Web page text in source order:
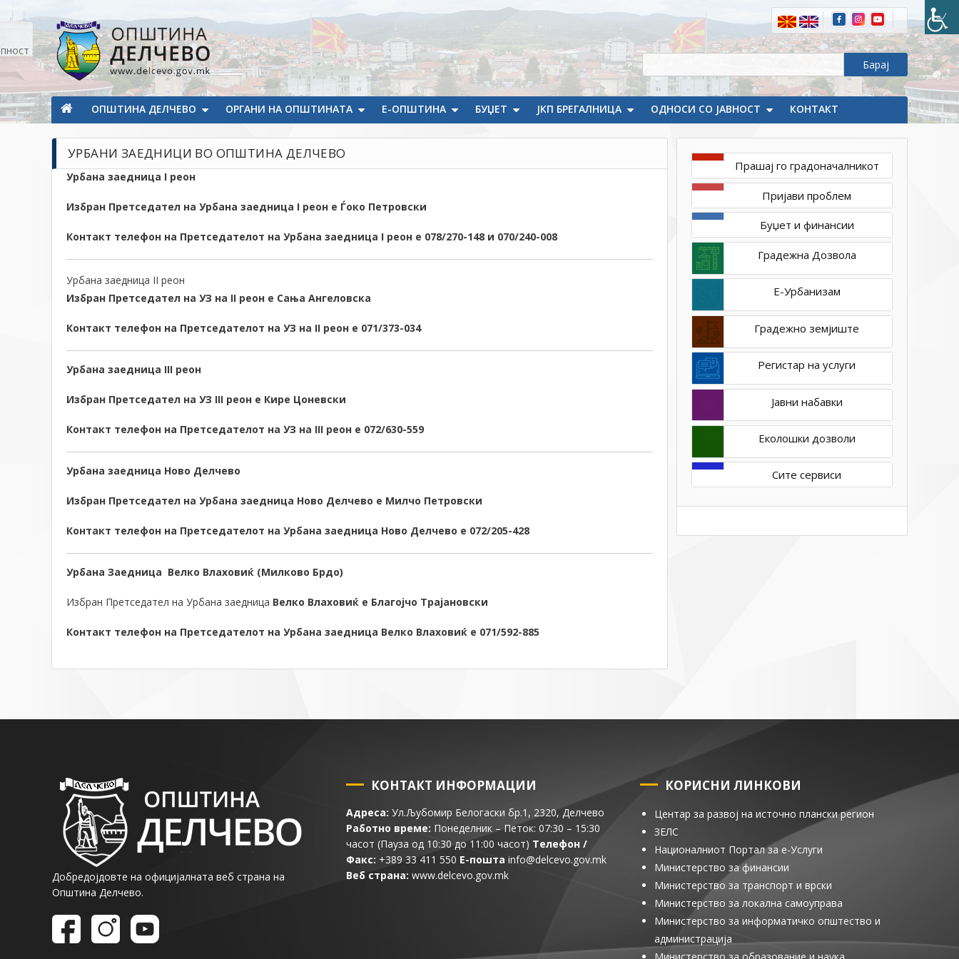
Општина Делчево
Општина Делчево
ОПШТИНА ДЕЛЧЕВО ОРГАНИ НА ОПШТИНАТА Е-ОПШТИНА БУЏЕТ ЈКП БРЕГАЛНИЦА ОДНОСИ СО ЈАВНОСТ КОНТАКТ
УРБАНИ ЗАЕДНИЦИ ВО ОПШТИНА ДЕЛЧЕВО
Урбана заедница I реон
Избран Претседател на Урбана заедница I реон е Ѓоко Петровски
Контакт телефон на Претседателот на Урбана заедница I реон е 078/270-148 и 070/240-008
Урбана заедница II реон
Избран Претседател на УЗ на II реон е Сања Ангеловска
Контакт телефон на Претседателот на УЗ на II реон е 071/373-034
Урбана заедница III реон
Избран Претседател на УЗ III реон е Кире Цоневски
Контакт телефон на Претседателот на УЗ на III реон е 072/630-559
Урбана заедница Ново Делчево
Избран Претседател на Урбана заедница Ново Делчево е Милчо Петровски
Контакт телефон на Претседателот на Урбана заедница Ново Делчево е 072/205-428
Урбана Заедница Велко Влаховиќ (Милково Брдо)
Избран Претседател на Урбана заедница Велко Влаховиќ е Благојчо Трајановски
Контакт телефон на Претседателот на Урбана заедница Велко Влаховиќ е 071/592-885
Прашај го градоначалникот
Пријави проблем
Буџет и финансии
Градежна Дозвола
Е-Урбанизам
Градежно земјиште
Регистар на услуги
Јавни набавки
Еколошки дозволи
Сите сервиси
Добредојдовте на официјалната веб страна на
Општина Делчево.
КОНТАКТ ИНФОРМАЦИИ
Адреса: Ул.Љубомир Белогаски бр.1, 2320, Делчево
Работно време: Понеделник – Петок: 07:30 – 15:30
часот (Пауза од 10:30 до 11:00 часот) Телефон /
Факс: +389 33 411 550 Е-пошта info@delcevo.gov.mk
Веб страна: www.delcevo.gov.mk
КОРИСНИ ЛИНКОВИ
Центар за развој на источно плански регион
ЗЕЛС
Националниот Портал за е-Услуги
Министерство за финансии
Министерство за транспорт и врски
Министерство за локална самоуправа
Министерство за информатичко општество и
администрација